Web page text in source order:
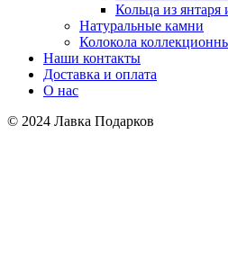
Кольца из янтаря
Натуральные камни
Колокола
Наши контакты
Доставка и оплата
О нас
© 2024 Лавка Подарков